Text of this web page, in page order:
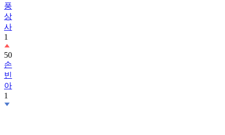
풍
상
사
1
50
손
빈
아
1